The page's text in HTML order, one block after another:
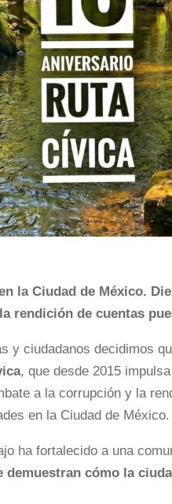
la Ciudad de México.
rendición de cuentas
y ciudadanos decidimos
, que desde 2015
a la corrupción y la
en la Ciudad de México.
ha fortalecido a una
demuestran cómo la